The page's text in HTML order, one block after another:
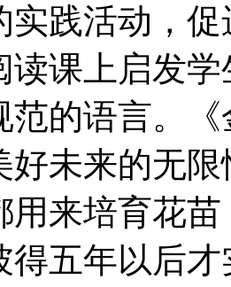
实践活动，
读课上启发
范的语言。
好未来的无
用来培育花
得五年以后